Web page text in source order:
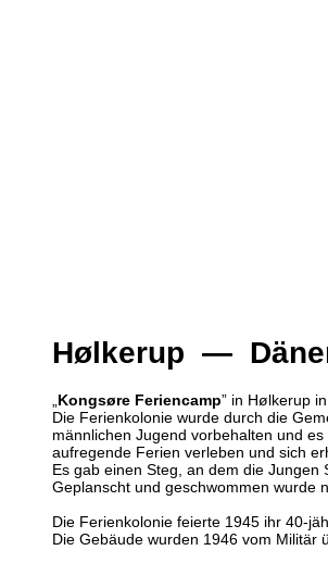
Hølkerup —
Kongsøre Feriencamp” in Hølkerup
Die Ferienkolonie wurde durch die
männlichen Jugend vorbehalten und
aufregende Ferien verleben und sich
Es gab einen Steg, an dem die
Geplanscht und geschwommen wurde
Die Ferienkolonie feierte 1945 ihr 40-
Die Gebäude wurden 1946 vom Militär